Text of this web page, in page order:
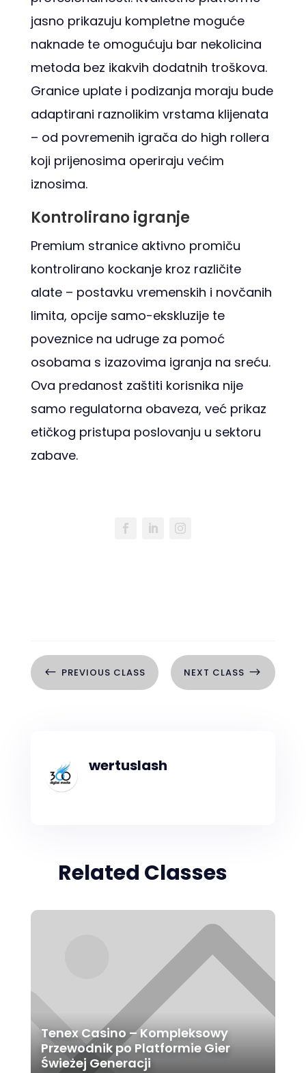
jasno prikazuju kompletne moguće
naknade te omogućuju bar nekolicina
metoda bez ikakvih dodatnih troškova.
Granice uplate i podizanja moraju bude
adaptirani raznolik­im vrstama klijenata
– od povremenih igrača do high rollera
koji prijenosima operiraju većim
iznosima.
Kontrolirano igranje
Premium stranice aktivno promiču
kontrolirano kockanje kroz različite
alate – postavku vremenskih i novčanih
limita, opcije samo-ekskluzije te
poveznice na udruge za pomoć
osobama s izazovima igranja na sreću.
Ova predanost zaštiti korisnika nije
samo regulatorna obaveza, već prikaz
etičkog pristupa poslovanju u sektoru
zabave.
# PREVIOUS CLASS NEXT CLASS $
wertuslash
Related Classes
Tenex Casino – Kompleksowy
Przewodnik po Platformie Gier
Świeżej Generacji